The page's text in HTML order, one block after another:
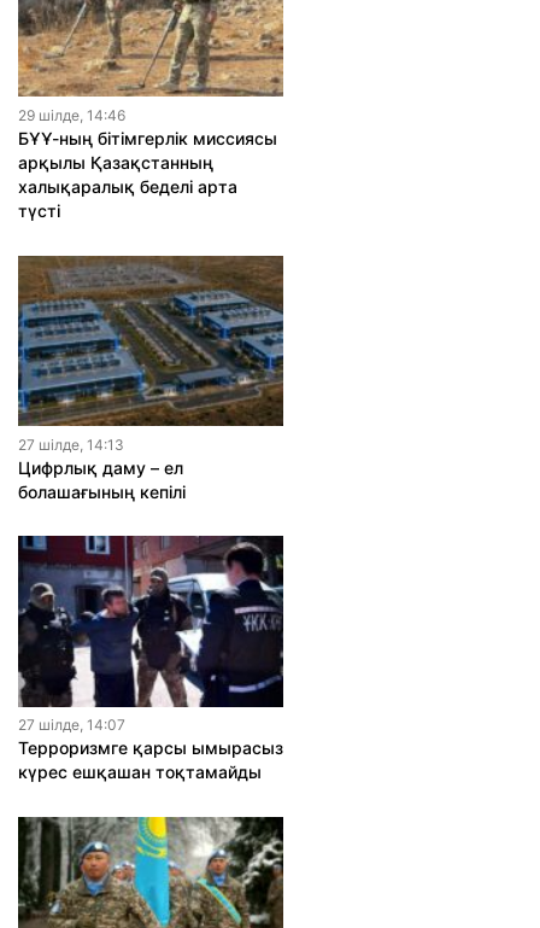
29 шiлде, 14:46
БҰҰ-ның бітімгерлік миссиясы
арқылы Қазақстанның
халықаралық беделі арта
түсті
27 шiлде, 14:13
Цифрлық даму – ел
болашағының кепілі
27 шiлде, 14:07
Терроризмге қарсы ымырасыз
күрес ешқашан тоқтамайды